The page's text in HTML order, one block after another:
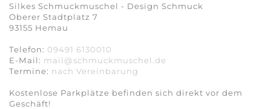
Silkes Schmuckmuschel - Design Schmuck
Oberer Stadtplatz 7
93155 Hemau
Telefon: 09491 6130010
E-Mail: mail@schmuckmuschel.de
Termine: nach Vereinbarung​​​​​​​
Kostenlose Parkplätze befinden sich direkt vor dem
Geschäft!